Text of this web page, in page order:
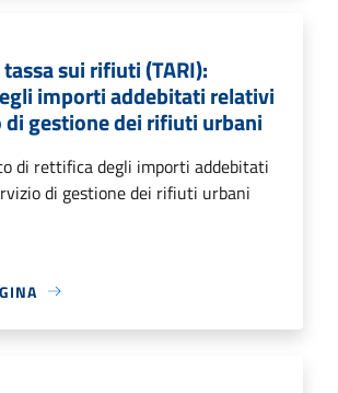
sui rifiuti (TARI):
importi addebitati relativi
di gestione dei rifiuti urbani
di rettifica degli importi addebitati
di gestione dei rifiuti urbani